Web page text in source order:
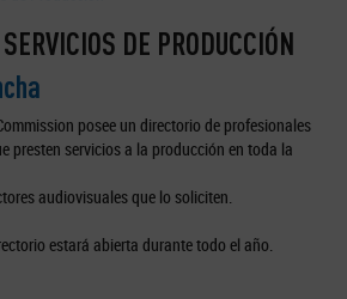
DE PRODUCCIÓN
posee un directorio de profesionales
presten servicios a la producción en toda la
audiovisuales que lo soliciten.
estará abierta durante todo el año.